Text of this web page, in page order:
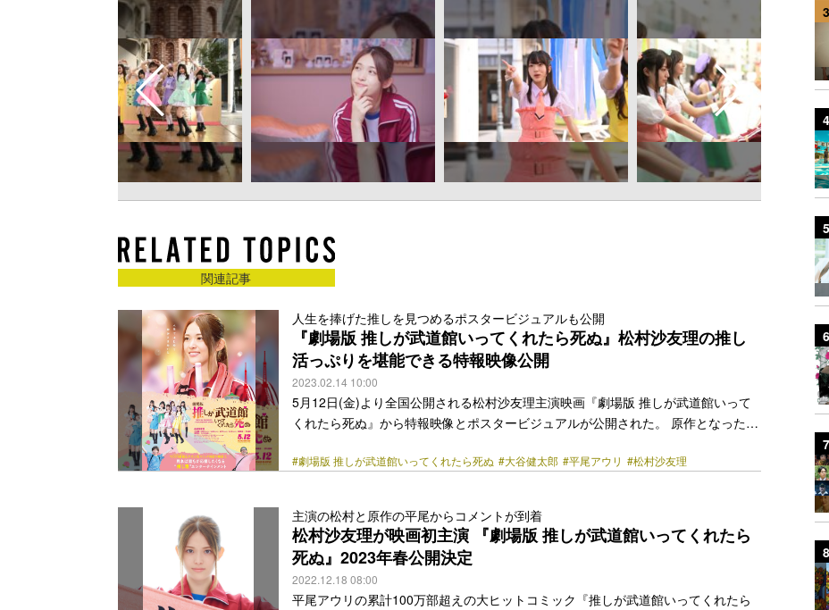
関連記事
人生を捧げた推しを見つめるポスタービジュアルも公開
『劇場版 推しが武道館いってくれたら死ぬ』松村沙友理の推し
活っぷりを堪能できる特報映像公開
2023.02.14 10:00
5月12日(金)より全国公開される松村沙友理主演映画『劇場版 推しが武道館いって
くれたら死ぬ』から特報映像とポスタービジュアルが公開された。 原作となった平
COMICリュウ」（徳間書店）にて連載がスタート。2017年には「このマンガがす
まれている人気作品となっている。 物語の主人公・フリーターのえりぴよ（松村沙
友理）は、地元・岡山のマイナー地下アイドル・Ch… <a class="more-link"
href="https://bezzy.jp/2023/02/19103/"></a>
#劇場版 推しが武道館いってくれたら死ぬ #大谷健太郎 #平尾アウリ #松村沙友理
主演の松村と原作の平尾からコメントが到着
松村沙友理が映画初主演 『劇場版 推しが武道館いってくれたら
死ぬ』2023年春公開決定
2022.12.18 08:00
平尾アウリの累計100万部超えの大ヒットコミック『推しが武道館いってくれたら
3
4
5
6
7
8